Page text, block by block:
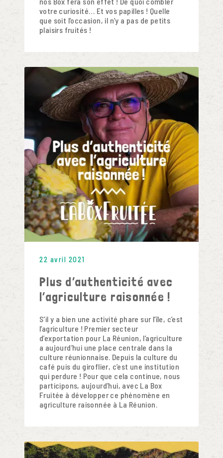
votre curiosité… Et vos papilles ! Quelle
que soit l’occasion, il n’y a pas de petits
plaisirs fruités !
22 avril 2021
Plus d’authenticité avec
l’agriculture raisonnée !
S'il y a bien une activité phare sur l’île, c’est
l’agriculture ! Premier secteur
d’exportation pour La Réunion, l’agriculture
a aujourd’hui une place centrale dans la
culture réunionnaise. Depuis la culture du
café puis du giroflier, c’est une institution
qui perdure ! Pour que cela continue, nous
participons, aujourd’hui, avec La Box
Fruitée à développer ce phénomène en
agriculture raisonnée à La Réunion.